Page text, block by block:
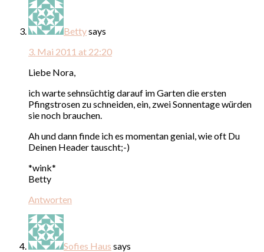
Bettysays
3. Mai 2011 at 22:20
Liebe Nora,
ich warte sehnsüchtig darauf im Garten die ersten
Pfingstrosen zu schneiden, ein, zwei Sonnentage würden
sie noch brauchen.
Ah und dann finde ich es momentan genial, wie oft Du
Deinen Header tauscht;-)
*wink*
Betty
Antworten
Sofies Haus says